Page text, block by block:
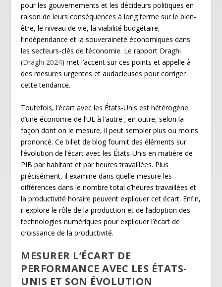
pour les gouvernements et les décideurs politiques en
raison de leurs conséquences à long terme sur le bien-
être, le niveau de vie, la viabilité budgétaire,
l’indépendance et la souveraineté économiques dans
les secteurs-clés de l’économie. Le rapport Draghi
(Draghi 2024) met l’accent sur ces points et appelle à
des mesures urgentes et audacieuses pour corriger
cette tendance.
Toutefois, l’écart avec les États-Unis est hétérogène
d’une économie de l’UE à l’autre ; en outre, selon la
façon dont on le mesure, il peut sembler plus ou moins
prononcé. Ce billet de blog fournit des éléments sur
l’évolution de l’écart avec les États-Unis en matière de
PIB par habitant et par heures travaillées. Plus
précisément, il examine dans quelle mesure les
différences dans le nombre total d’heures travaillées et
la productivité horaire peuvent expliquer cet écart. Enfin,
il explore le rôle de la production et de l’adoption des
technologies numériques pour expliquer l’écart de
croissance de la productivité.
MESURER L’ÉCART DE
PERFORMANCE AVEC LES ÉTATS-
UNIS ET SON ÉVOLUTION